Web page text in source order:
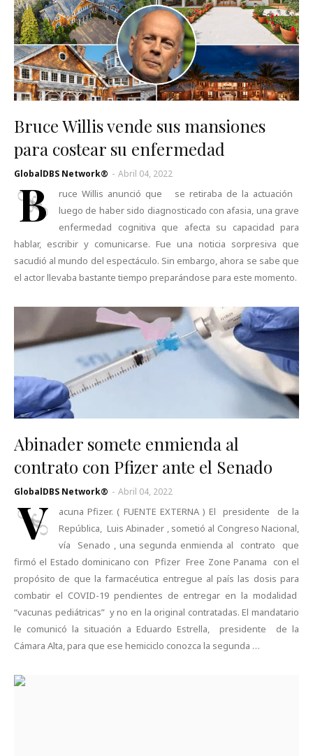
Bruce Willis vende sus mansiones
para costear su enfermedad
GlobalDBS Network® - Abril 04, 2022
B
ruce Willis anunció que se retiraba de la actuación
luego de haber sido diagnosticado con afasia, una grave
enfermedad cognitiva que afecta su capacidad para
hablar, escribir y comunicarse. Fue una noticia sorpresiva que
sacudió al mundo del espectáculo. Sin embargo, ahora se sabe que
el actor llevaba bastante tiempo preparándose para este momento.
Abinader somete enmienda al
contrato con Pfizer ante el Senado
GlobalDBS Network® - Abril 04, 2022
V
acuna Pfizer. ( FUENTE EXTERNA ) El presidente de la
República, Luis Abinader , sometió al Congreso Nacional,
vía Senado , una segunda enmienda al contrato que
firmó el Estado dominicano con Pfizer Free Zone Panama con el
propósito de que la farmacéutica entregue al país las dosis para
combatir el COVID-19 pendientes de entregar en la modalidad
“vacunas pediátricas” y no en la original contratadas. El mandatario
le comunicó la situación a Eduardo Estrella, presidente de la
Cámara Alta, para que ese hemiciclo conozca la segunda …